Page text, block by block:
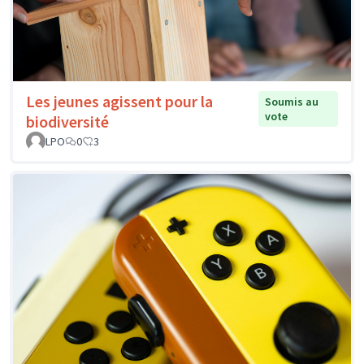
Les jeunes agissent pour la
biodiversité
Soumis au
vote
LPO
0 3